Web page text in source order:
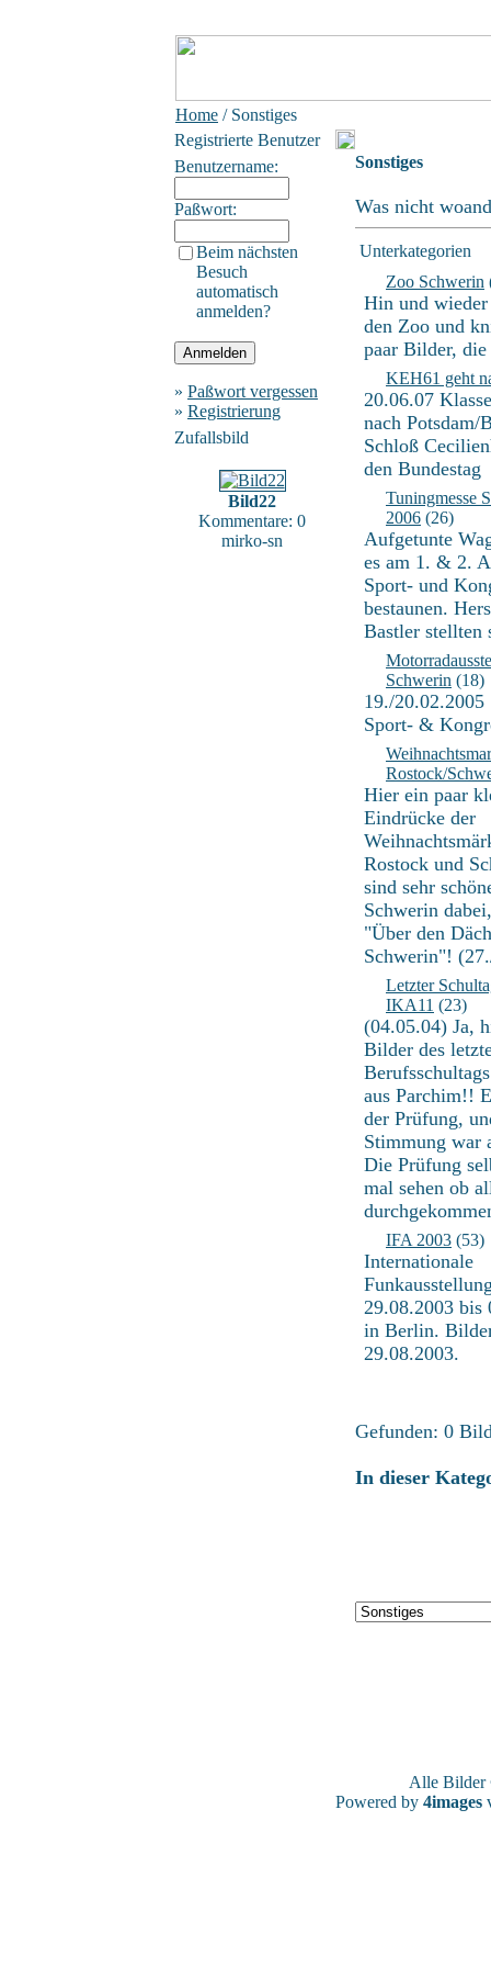
Home / Sonstiges
Registrierte Benutzer
Benutzername:
Paßwort:
Beim nächsten
Besuch
automatisch
anmelden?
» Paßwort vergessen
» Registrierung
Zufallsbild
Bild22
Kommentare: 0
mirko-sn
Sonstiges
Was nicht
Unterkategorien
Zoo Schwerin
Hin und
den Zoo und
paar Bilder,
KEH61 geht
20.06.07
nach Potsdam/
Schloß
den Bundestag
Tuningmesse
2006 (26)
Aufgetunte
es am 1. & 2.
Sport- und
bestaunen.
Bastler stellten
Schwerin (18)
19./20.02.2005
Sport- &
Rostock/
Hier ein paar
Eindrücke der
Rostock und
sind sehr
Schwerin
"Über den
Schwerin"!
Letzter
IKA11 (23)
(04.05.04) Ja,
Bilder des
aus Parchim!!
der Prüfung,
Stimmung war
Die Prüfung
mal sehen ob
IFA 2003 (53)
Internationale
29.08.2003 bis
in Berlin.
29.08.2003.
Gefunden: 0
In dieser
Alle
Powered by 4images